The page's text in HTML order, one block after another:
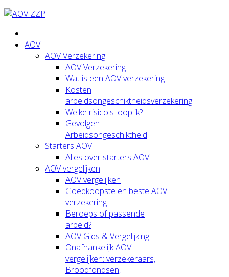
AOV
AOV Verzekering
AOV Verzekering
Wat is een AOV verzekering
Kosten
arbeidsongeschiktheidsverzekering
Welke risico's loop ik?
Gevolgen
Arbeidsongeschiktheid
Starters AOV
Alles over starters AOV
AOV vergelijken
AOV vergelijken
Goedkoopste en beste AOV
verzekering
Beroeps of passende
arbeid?
AOV Gids & Vergelijking
Onafhankelijk AOV
vergelijken: verzekeraars,
Broodfondsen,